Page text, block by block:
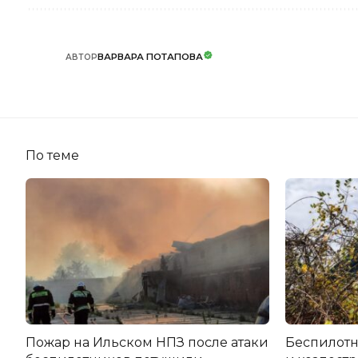
АВТОРВАРВАРА ПОТАПОВА
По теме
Пожар на Ильском НПЗ после атаки